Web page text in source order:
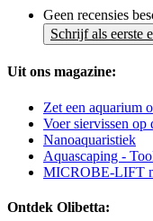
Geen recensies
Schrijf als eerste
Uit ons magazine:
Zet een aquarium
Voer siervissen op
Nanoaquaristiek
Aquascaping -
MICROBE-LIFT
Ontdek Olibetta: